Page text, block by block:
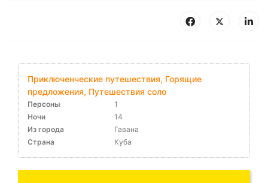
Приключенческие путешествия, Горящие
предложения, Путешествия соло
Персоны
1
Ночи
14
Из города
Гавана
Страна
Куба